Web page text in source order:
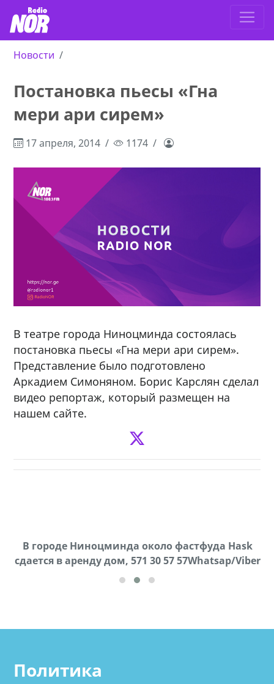
Новости
Постановка пьесы «Гна
мери ари сирем»
17 апреля, 2014 1174
В театре города Ниноцминда состоялась
постановка пьесы «Гна мери ари сирем».
Представление было подготовлено
Аркадием Симоняном. Борис Карслян сделал
видео репортаж, который размещен на
нашем сайте.
В городе Ниноцминда около фастфуда Hask
cдается в аренду дом, 571 30 57 57Whatsap/Viber
Продается машина марки Prado,571 30 57
57Whatsap/Viber
Политика